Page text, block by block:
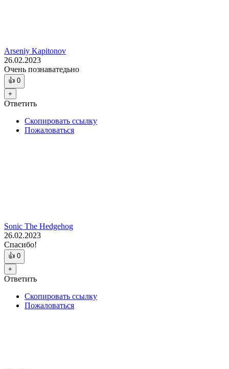
Arseniy Kapitonov
26.02.2023
Очень познаватедьно
👍 0
+
Ответить
Скопировать ссылку
Пожаловаться
Sonic The Hedgehog
26.02.2023
Спасибо!
👍 0
+
Ответить
Скопировать ссылку
Пожаловаться